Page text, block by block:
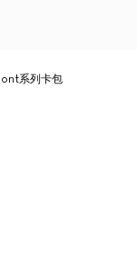
系列卡包